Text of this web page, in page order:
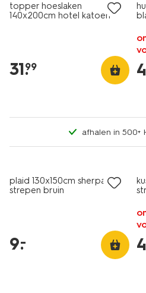
topper hoeslaken
140x200cm hotel katoen
31.
99 4
afhalen in 500+
plaid 130x150cm sherpa
strepen bruin
9.
– 4